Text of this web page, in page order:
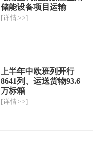
储能设备项目运输
[详情>>]
上半年中欧班列开行
8641列、运送货物93.6
万标箱
[详情>>]